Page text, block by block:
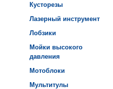
Кусторезы
Лазерный инструмент
Лобзики
Мойки высокого
давления
Мотоблоки
Мультитулы